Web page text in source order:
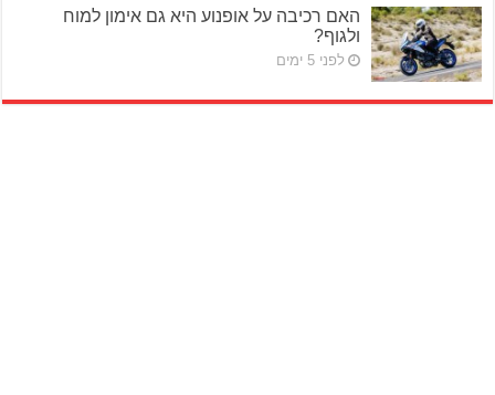
האם רכיבה על אופנוע היא גם אימון למוח
ולגוף?
לפני 5 ימים